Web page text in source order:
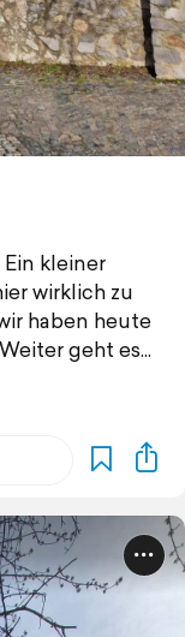
kleiner
wirklich zu
haben heute
geht es...